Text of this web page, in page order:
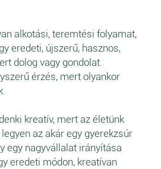
alkotási, teremtési folyamat,
eredeti, újszerű, hasznos,
dolog vagy gondolat.
érzés, mert olyankor
kreatív, mert az életünk
az akár egy gyerekzsúr
egy nagyvállalat irányítása
eredeti módon, kreatívan